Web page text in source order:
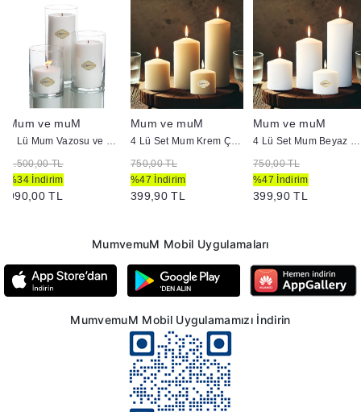
Mum ve muM
3 Lü Mum Vazosu ve Mum Seti Beyaz
1.500,00 TL
%34 İndirim
990,00 TL
Mum ve muM
4 Lü Set Mum Krem Çap :5 cm
750,00 TL
%47 İndirim
399,90 TL
Mum ve muM
4 Lü Set Mum Beyaz Çap :5 cm
750,00 TL
%47 İndirim
399,90 TL
MumvemuM Mobil Uygulamaları
MumvemuM Mobil Uygulamamızı İndirin